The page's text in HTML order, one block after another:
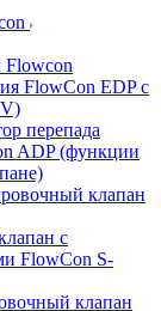
Flowcon
FlowСon EDP с
перепада
ADP (функции
клапан
с
FlowСon S-
клапан